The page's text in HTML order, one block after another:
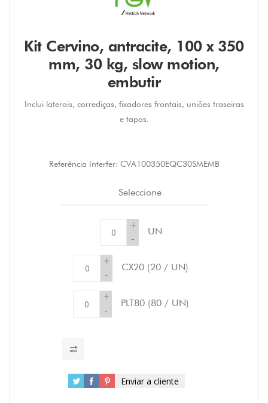
Kit Cervino, antracite, 100 x 350
mm, 30 kg, slow motion,
embutir
Inclui laterais, corrediças, fixadores frontais, uniões traseiras
e tapas.
Referência Interfer: CVA100350EQC30SMEMB
Seleccione
+
-
UN
+
-
CX20 (20 / UN)
+
-
PLT80 (80 / UN)
Enviar a cliente